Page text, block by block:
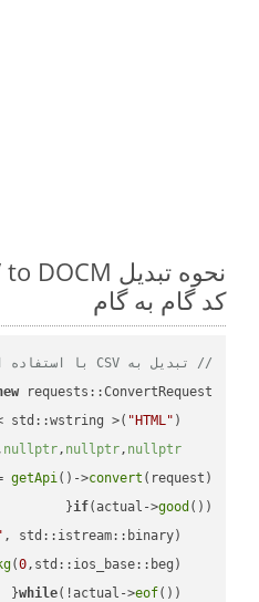
کد گام به گام
// تبدیل به CSV با استفاده از Aspose.Cells
"HTML"
    requestFile,
nullptr, nullptr, nullptr
getApi()->convert (request);
if(actual->good
, std::istream::binary)
(0
while(!actual->eof